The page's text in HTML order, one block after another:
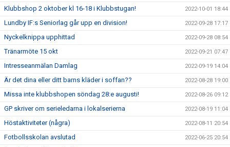
Klubbshop 2 oktober kl 16-18 i Klubbstugan! 2022-10-01 18:44
Lundby IF:s Seniorlag går upp en division! 2022-09-28 17:17
Nyckelknippa upphittad 2022-09-28 08:54
Tränarmöte 15 okt 2022-09-21 07:47
Intresseanmälan Damlag 2022-09-19 14:04
Är det dina eller ditt barns kläder i soffan?? 2022-08-28 19:00
Missa inte klubbshopen söndag 28:e augusti! 2022-08-26 09:12
GP skriver om serieledarna i lokalserierna 2022-08-19 11:04
Höstaktiviteter (några) 2022-08-11 20:54
Fotbollsskolan avslutad 2022-06-25 20:54